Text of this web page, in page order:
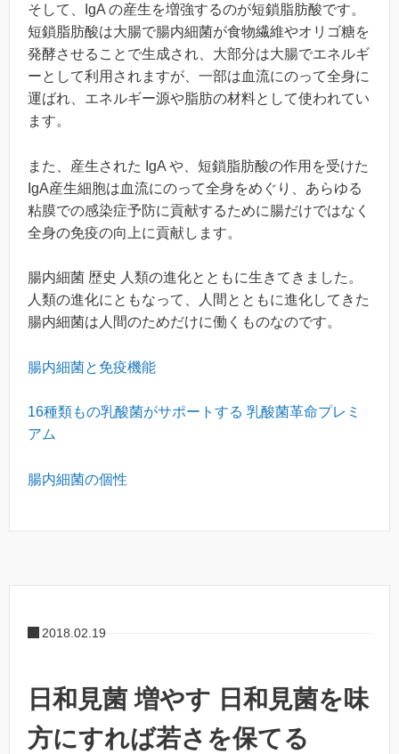
そして、IgA の産生を増強するのが短鎖脂肪酸です。
短鎖脂肪酸は大腸で腸内細菌が食物繊維やオリゴ糖を
発酵させることで生成され、大部分は大腸でエネルギ
ーとして利用されますが、一部は血流にのって全身に
運ばれ、エネルギー源や脂肪の材料として使われてい
ます。
また、産生された IgA や、短鎖脂肪酸の作用を受けた
IgA産生細胞は血流にのって全身をめぐり、あらゆる
粘膜での感染症予防に貢献するために腸だけではなく
全身の免疫の向上に貢献します。
腸内細菌 歴史 人類の進化とともに生きてきました。
人類の進化にともなって、人間とともに進化してきた
腸内細菌は人間のためだけに働くものなのです。
腸内細菌と免疫機能
16種類もの乳酸菌がサポートする 乳酸菌革命プレミ
アム
腸内細菌の個性
2018.02.19
日和見菌 増やす 日和見菌を味
方にすれば若さを保てる